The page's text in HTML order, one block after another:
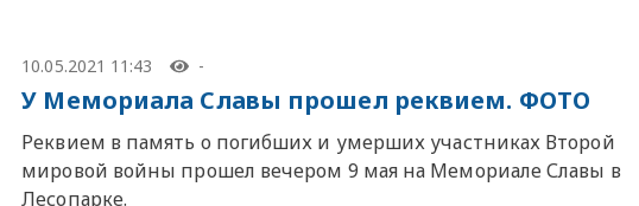
10.05.2021 11:43 -
У Мемориала Славы прошел реквием. ФОТО
Реквием в память о погибших и умерших участниках Второй
мировой войны прошел вечером 9 мая на Мемориале Славы в
Лесопарке.